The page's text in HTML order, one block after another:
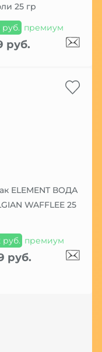
25 гр
руб. премиум
руб.
ELEMENT ВОДА
WAFFLEE 25
руб. премиум
руб.